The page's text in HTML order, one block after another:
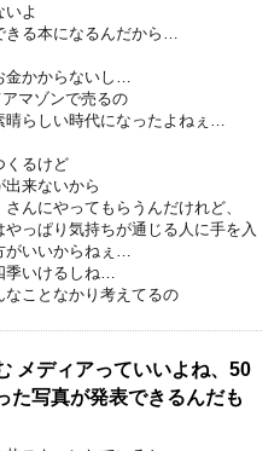
いよ
きる本になるんだから…
金かからないし…
マゾンで売るの
晴らしい時代になったよねぇ…
くるけど
来ないから
さんにやってもらうんだけれど、
やっぱり気持ちが通じる人に手を入
いいからねぇ…
いけるしね…
なことなかり考えてるの
メディアっていいよね、50
た写真が発表できるんだも